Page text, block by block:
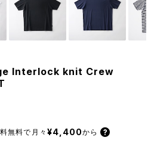
Interlock knit Crew
無料で 月々 ¥4,400から